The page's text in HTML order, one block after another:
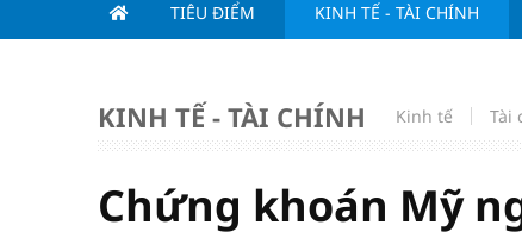
18:05
Tử
việc
15:00
13:00
TIÊU ĐIỂM KINH TẾ - TÀI CHÍNH
KINH TẾ - TÀI CHÍNH Kinh tế Tài
Chứng khoán Mỹ